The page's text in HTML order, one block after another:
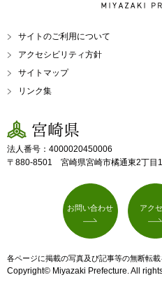
MIYAZAKI
サイトのご利用について
アクセシビリティ方針
サイトマップ
リンク集
宮崎県
法人番号：4000020450006
〒880-8501 宮崎県宮崎市橘通東2丁目
お問い合わせ アク
各ページに掲載の写真及び記事等の無断転載
Copyright© Miyazaki Prefecture. All